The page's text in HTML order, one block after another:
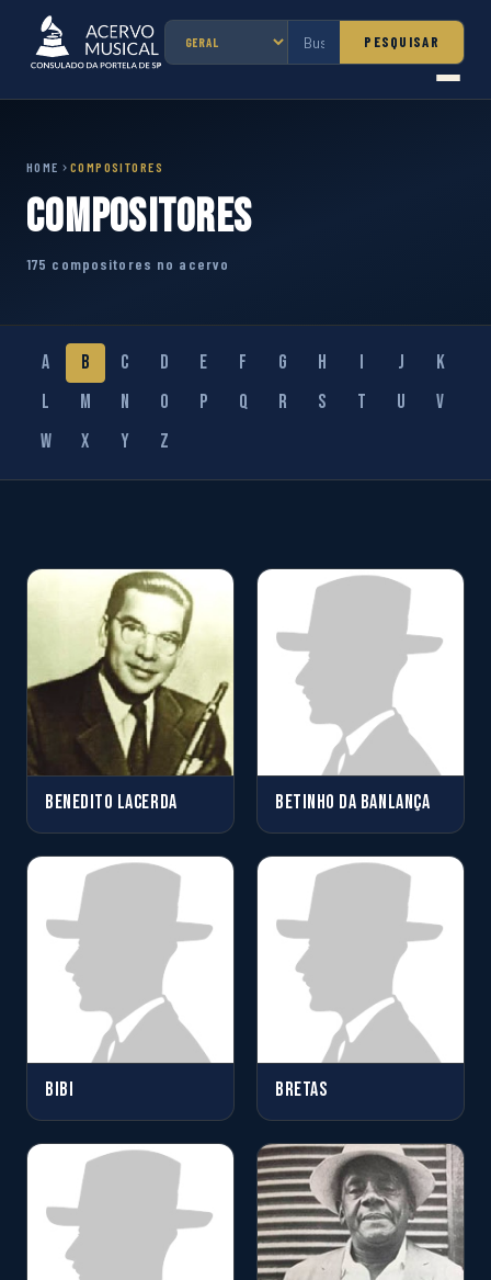
PESQUISAR
HOME COMPOSITORES
Compositores
175 compositores no acervo
A B C D E F G H J
K
L
M N O P Q R S T U
V
W
X Y Z
BENEDITO LACERDA BETINHO DA BANLANÇA
BIBI BRETAS